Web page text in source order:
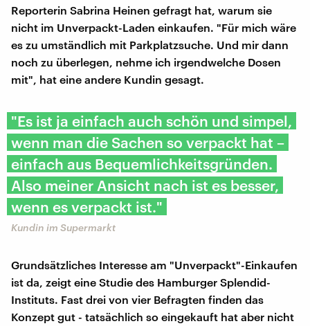
Reporterin Sabrina Heinen gefragt hat, warum sie
nicht im Unverpackt-Laden einkaufen. "Für mich wäre
es zu umständlich mit Parkplatzsuche. Und mir dann
noch zu überlegen, nehme ich irgendwelche Dosen
mit", hat eine andere Kundin gesagt.
"Es ist ja einfach auch schön und simpel,
wenn man die Sachen so verpackt hat –
einfach aus Bequemlichkeitsgründen.
Also meiner Ansicht nach ist es besser,
wenn es verpackt ist."
Kundin im Supermarkt
Grundsätzliches Interesse am "Unverpackt"-Einkaufen
ist da, zeigt eine Studie des Hamburger Splendid-
Instituts. Fast drei von vier Befragten finden das
Konzept gut - tatsächlich so eingekauft hat aber nicht